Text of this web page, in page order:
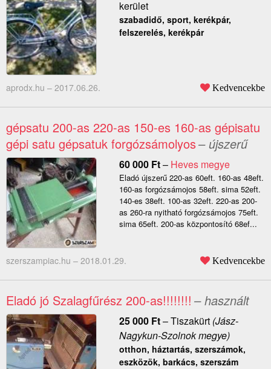
kerület
szabadidő, sport, kerékpár,
felszerelés, kerékpár
aprodx.hu – 2017.06.26. Kedvencekbe
gépsatu 200-as 220-as 150-es 160-as gépisatu
gépi satu gépsatuk forgózsámolyos– újszerű
60 000 Ft– Heves megye
Eladó újszerű 220-as 60eft. 160-as 48eft.
160-as forgózsámojos 58eft. sima 52eft.
140-es 38eft. 100-as 32eft. 220-as 200-
as 260-ra nyitható forgózsámojos 75eft.
sima 65eft. 200-as központosító 68ef...
szerszampiac.hu – 2018.01.29. Kedvencekbe
Eladó jó Szalagfűrész 200-as!!!!!!!! – használt
25 000 Ft–Tiszakürt(Jász-
Nagykun-Szolnok megye)
otthon, háztartás, szerszámok,
eszközök, barkács, szerszám